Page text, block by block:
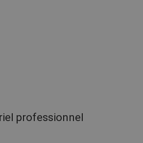
professionnel